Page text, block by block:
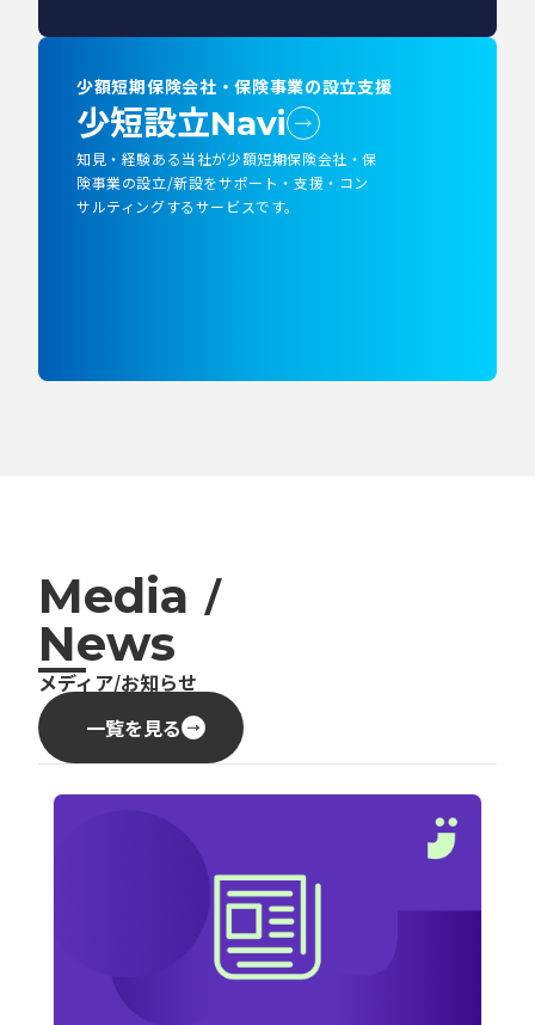
少額短期保険会社・保険事業の設立支援
少短設立Navi
知見・経験ある当社が少額短期保険会社・保
険事業の設立/新設をサポート・支援・コン
サルティングするサービスです。
Media /
News
メディア/お知らせ
一覧を見る